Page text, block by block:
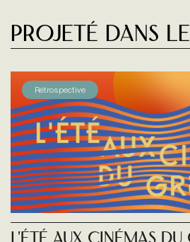
Projeté dans
Rétrospective